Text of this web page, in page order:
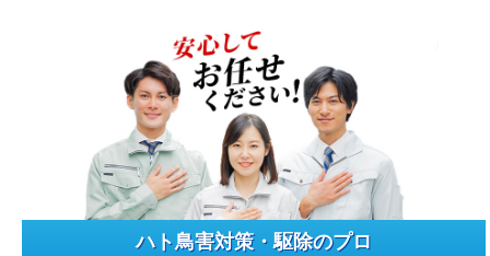
ハト鳥害対策・駆除のプロ